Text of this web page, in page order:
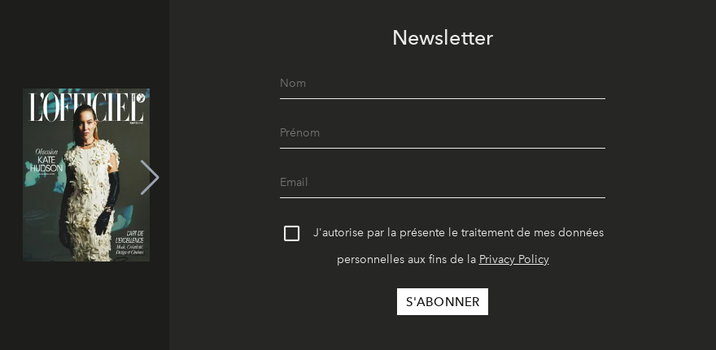
Newsletter
J'autorise par la présente le traitement de mes données
personnelles aux fins de la Privacy Policy